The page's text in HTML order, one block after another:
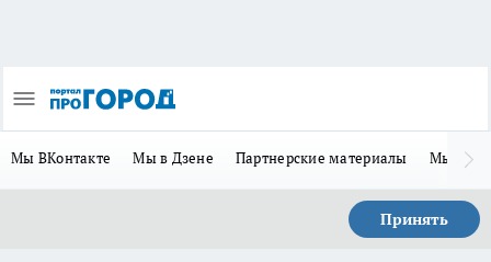
Мы ВКонтакте Мы в Дзене Партнерские материалы Мы в
Принять